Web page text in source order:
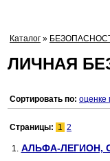
Каталог »
ЛИЧНАЯ
Сортировать по: оценке
Страницы: 1 2
1. АЛЬФА-ЛЕГИОН,